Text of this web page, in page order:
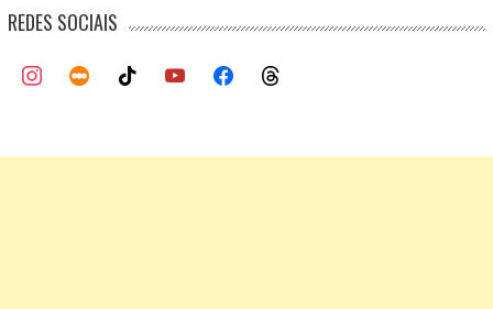
REDES SOCIAIS